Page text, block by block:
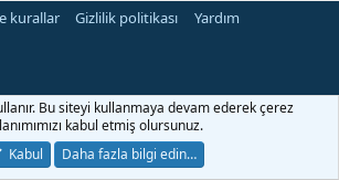
kurallar Gizlilik politikası
Yardım
Bu siteyi kullanmaya devam ederek çerez
kabul etmiş olursunuz.
Kabul
Daha fazla bilgi edin…